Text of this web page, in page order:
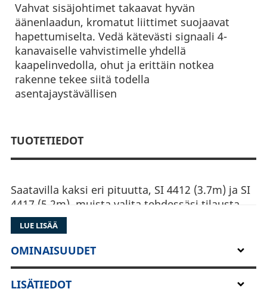
Vahvat sisäjohtimet takaavat hyvän
äänenlaadun, kromatut liittimet suojaavat
hapettumiselta. Vedä kätevästi signaali 4-
kanavaiselle vahvistimelle yhdellä
kaapelinvedolla, ohut ja erittäin notkea
rakenne tekee siitä todella
asentajaystävällisen
TUOTETIEDOT
Saatavilla kaksi eri pituutta, SI 4412 (3.7m) ja SI
4417 (5.2m), muista valita tehdessäsi tilausta.
LUE LISÄÄ
OMINAISUUDET
LISÄTIEDOT